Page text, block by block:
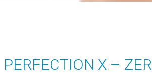
PERFECTION X –